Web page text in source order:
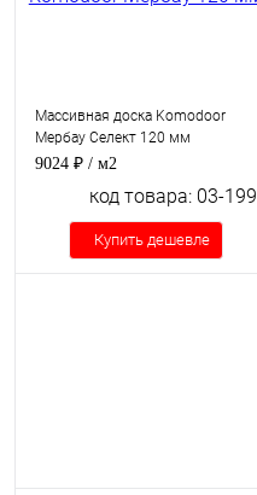
Массивная доска Komodoor
Мербау Селект 120 мм
9024 ₽ / м2
код товара: 03-199
Купить дешевле